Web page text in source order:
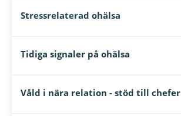
Stressrelaterad ohälsa
Tidiga signaler på ohälsa
Våld i nära relation - stöd till chefer